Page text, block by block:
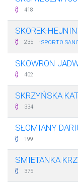
418
SKOREK-
235 · SPORTO
SKOWRON
402
SKRZYŃSKA
334
SŁOMIANY
199
SMIETANKA
375